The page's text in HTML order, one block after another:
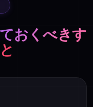
おくべきす